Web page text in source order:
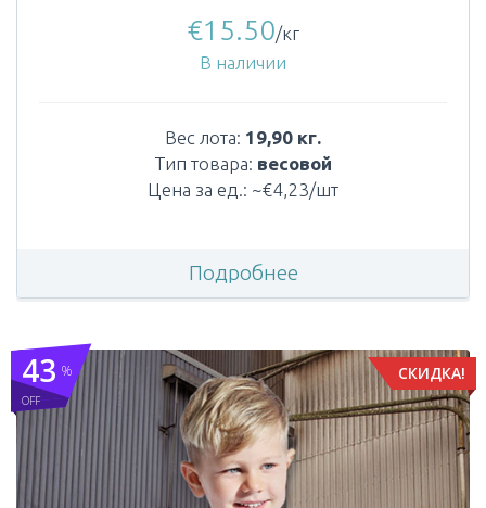
€15.50/кг
В наличии
Вес лота: 19,90 кг.
Тип товара: весовой
Цена за ед.: ~€4,23/шт
Подробнее
СКИДКА!
%
OFF
43